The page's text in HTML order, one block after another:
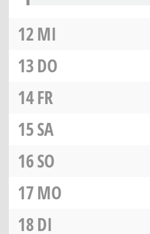
12MI
13DO
14FR
15SA
16SO
17MO
18DI